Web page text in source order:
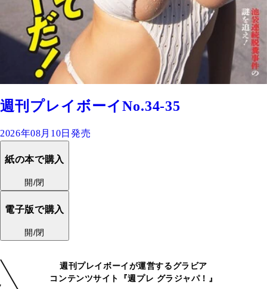
週刊プレイボーイNo.34-35
2026年08月10日発売
紙の本で購入
開/閉
電子版で購入
開/閉
週刊プレイボーイが運営するグラビア
コンテンツサイト『週プレ グラジャパ！』